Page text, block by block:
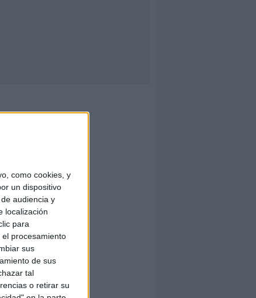
como cookies, y
un dispositivo
audiencia y
localización
para
procesamiento
sus
de sus
tal
o retirar su